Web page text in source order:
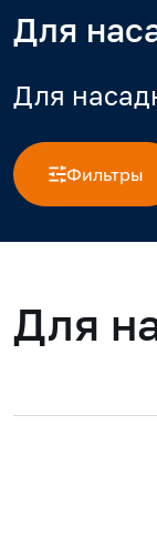
Для
Для
Фильтры
Для